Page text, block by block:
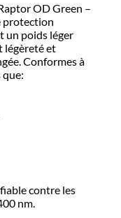
OD Green –
protection
un poids léger
légèreté et
Conformes à
contre les
nm.